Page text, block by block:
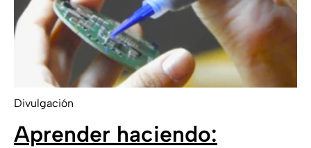
Divulgación
Aprender haciendo: